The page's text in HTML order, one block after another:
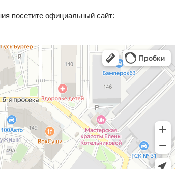
посетите официальный сайт: